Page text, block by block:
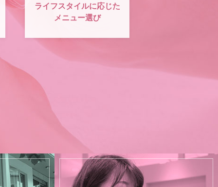
ライフスタイルに応じた
メニュー選び